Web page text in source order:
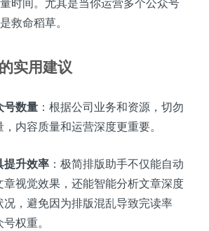
时间。尤其是当你运营多个公众号
救命稻草。
实用建议
号数量 ：根据公司业务和资源，切勿
内容质量和运营深度更重要。
提升效率 ：极简排版助手不仅能自动
章视觉效果，还能智能分析文章深度
况，避免因为排版混乱导致完读率
权重。